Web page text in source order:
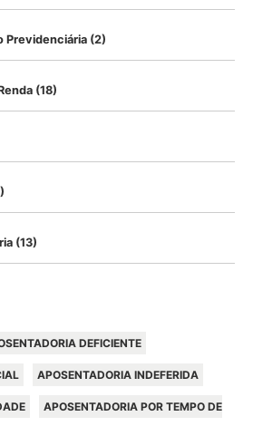
Previdenciária (2)
(18)
(13)
DEFICIENTE
APOSENTADORIA INDEFERIDA
APOSENTADORIA POR TEMPO DE